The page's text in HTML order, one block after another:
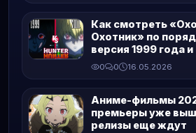
Как смотреть
Охотник» по
версия 1999 года и
0 0 16.05.2026
Аниме-фильмы
премьеры уже
релизы еще ждут